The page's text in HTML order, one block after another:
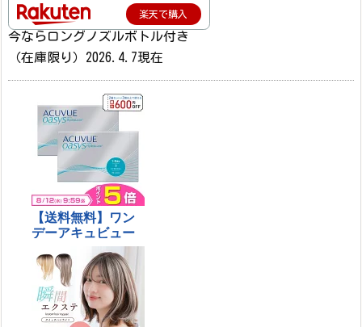
楽天で購入
今ならロングノズルボトル付き
（在庫限り）2026.4.7現在